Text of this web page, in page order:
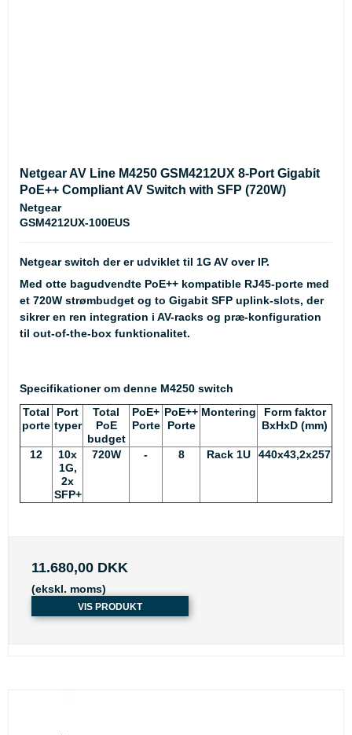
Netgear AV Line M4250 GSM4212UX 8-Port Gigabit
PoE++ Compliant AV Switch with SFP (720W)
Netgear
GSM4212UX-100EUS
Netgear switch der er udviklet til 1G AV over IP.
Med otte bagudvendte PoE++ kompatible RJ45-porte med
et 720W strømbudget og to Gigabit SFP uplink-slots, der
sikrer en ren integration i AV-racks og præ-konfiguration
til out-of-the-box funktionalitet.
Specifikationer om denne M4250 switch
Total
porte
Port
typer
Total
PoE
budget
PoE+
Porte
PoE++
Porte
Montering
Form faktor
BxHxD (mm)
12
10x
1G,
2x
SFP+
720W - 8 Rack 1U 440x43,2x257
11.680,00 DKK
(ekskl. moms)
VIS PRODUKT